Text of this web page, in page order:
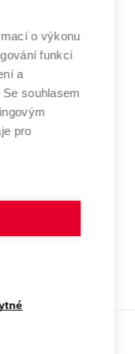
učení
o výkonu
funkcí
a
souhlasem
pro